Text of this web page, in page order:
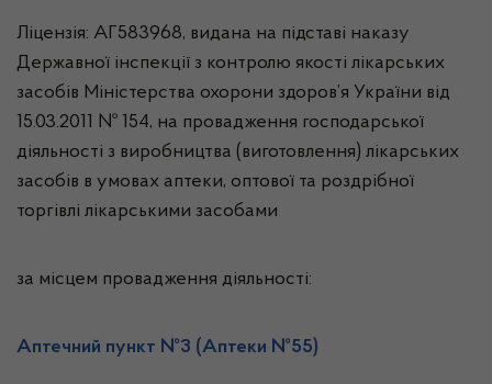
Ліцензія: АГ583968, видана на підставі наказу
Державної інспекції з контролю якості лікарських
засобів Міністерства охорони здоров’я України від
15.03.2011 № 154, на провадження господарської
діяльності з виробництва (виготовлення) лікарських
засобів в умовах аптеки, оптової та роздрібної
торгівлі лікарськими засобами
за місцем провадження діяльності:
Аптечний пункт №3 (Аптеки №55)